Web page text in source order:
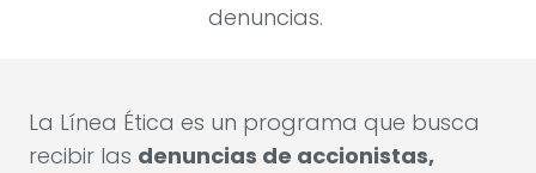
denuncias.
La Línea Ética es un programa que busca
recibir las denuncias de accionistas,